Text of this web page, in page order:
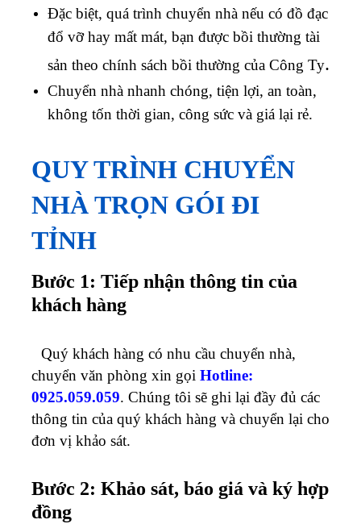
Đặc biệt, quá trình chuyển nhà nếu có đồ đạc
đổ vỡ hay mất mát, bạn được bồi thường tài
sản theo chính sách bồi thường của Công Ty.
Chuyển nhà nhanh chóng, tiện lợi, an toàn,
không tốn thời gian, công sức và giá lại rẻ.
QUY TRÌNH CHUYỂN
NHÀ TRỌN GÓI ĐI
TỈNH
Bước 1: Tiếp nhận thông tin của
khách hàng
Quý khách hàng có nhu cầu chuyển nhà,
chuyển văn phòng xin gọi Hotline:
0925.059.059. Chúng tôi sẽ ghi lại đầy đủ các
thông tin của quý khách hàng và chuyển lại cho
đơn vị khảo sát.
Bước 2: Khảo sát, báo giá và ký hợp
đồng